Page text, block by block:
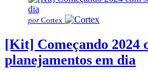
por Cortex
[Kit] Começando 2024
planejamentos em dia